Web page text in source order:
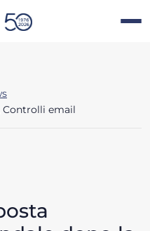
Controlli email